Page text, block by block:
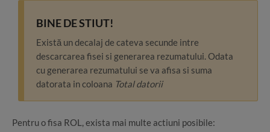
BINE DE STIUT!
Există un decalaj de cateva secunde intre
descarcarea fisei si generarea rezumatului. Odata
cu generarea rezumatului se va afisa si suma
datorata in coloana Total datorii
Pentru o fisa ROL, exista mai multe actiuni posibile: